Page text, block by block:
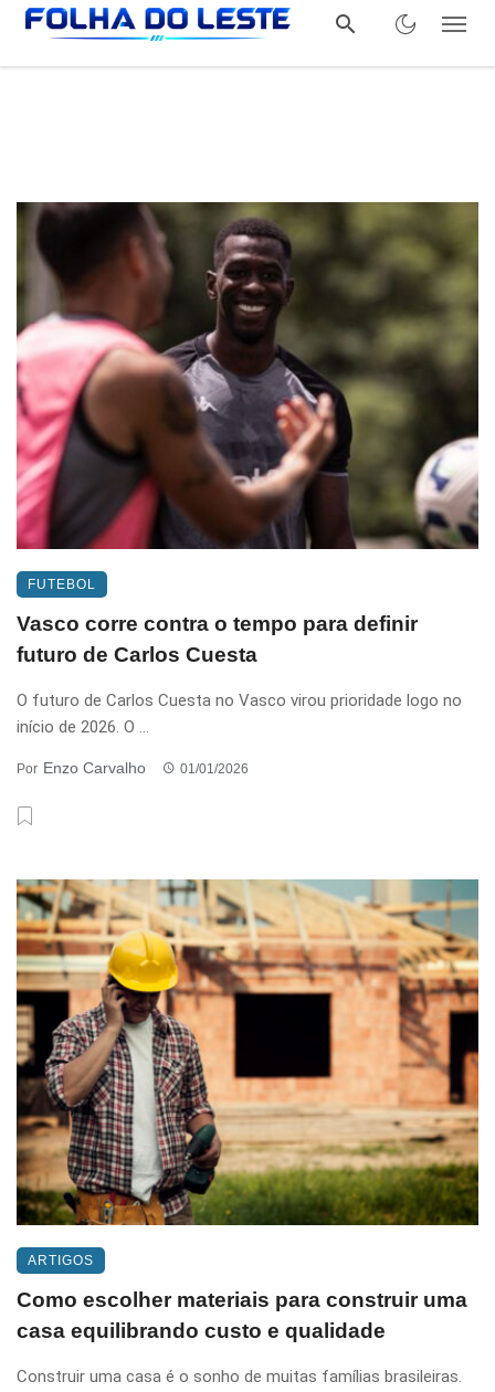
FUTEBOL
Vasco corre contra o tempo para definir
futuro de Carlos Cuesta
O futuro de Carlos Cuesta no Vasco virou prioridade logo no
início de 2026. O ...
Por Enzo Carvalho 01/01/2026
ARTIGOS
Como escolher materiais para construir uma
casa equilibrando custo e qualidade
Construir uma casa é o sonho de muitas famílias brasileiras.